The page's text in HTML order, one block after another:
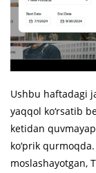
Ushbu haftadagi
yaqqol ko‘rsatib
ketidan
ko‘prik
moslashayotgan,